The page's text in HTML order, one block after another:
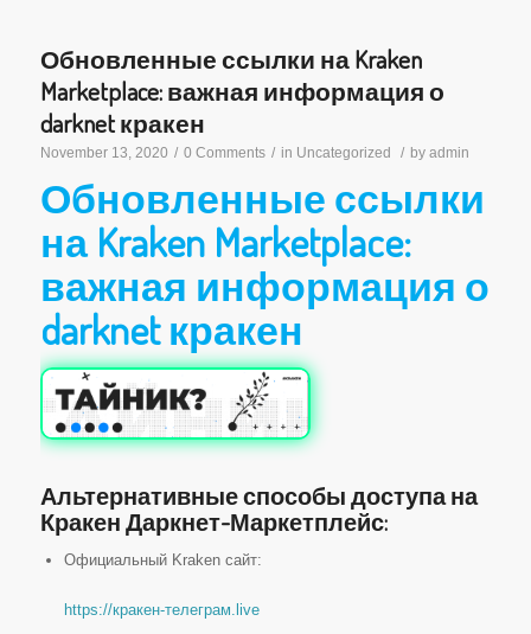
Обновленные ссылки на Kraken
Marketplace: важная информация о
darknet кракен
November 13, 2020 / 0 Comments / in Uncategorized / by admin
Обновленные ссылки
на Kraken Marketplace:
важная информация о
darknet кракен
Альтернативные способы доступа на
Кракен Даркнет-Маркетплейс:
Официальный Kraken сайт:
https://кракен-телеграм.live